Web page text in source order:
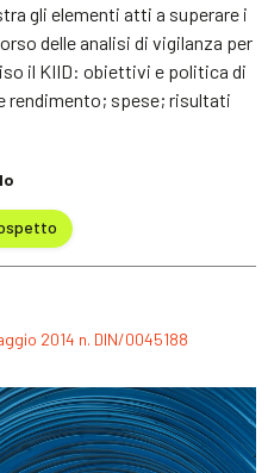
gli elementi atti a superare i
delle analisi di vigilanza per
il KIID: obiettivi e politica di
rendimento; spese; risultati
2014 n. DIN/0045188